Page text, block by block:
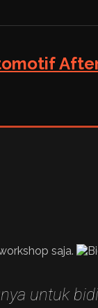
saja.
untuk